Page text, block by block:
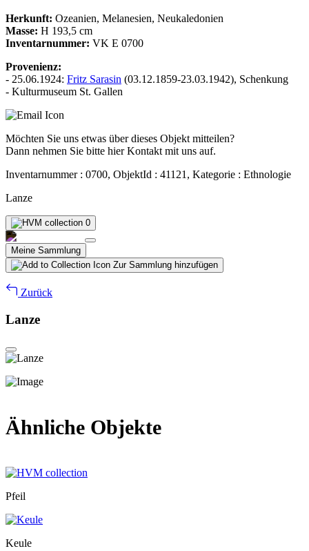
Herkunft: Ozeanien, Melanesien, Neukaledonien
Masse: H 193,5 cm
Inventarnummer: VK E 0700
Provenienz:
- 25.06.1924: Fritz Sarasin (03.12.1859-23.03.1942), Schenkung
- Kulturmuseum St. Gallen
Möchten Sie uns etwas über dieses Objekt mitteilen?
Dann nehmen Sie bitte hier Kontakt mit uns auf.
Inventarnummer : 0700, ObjektId : 41121, Kategorie : Ethnologie
Lanze
0
Meine Sammlung
Zur Sammlung hinzufügen
Zurück
Lanze
Ähnliche Objekte
Pfeil
Keule